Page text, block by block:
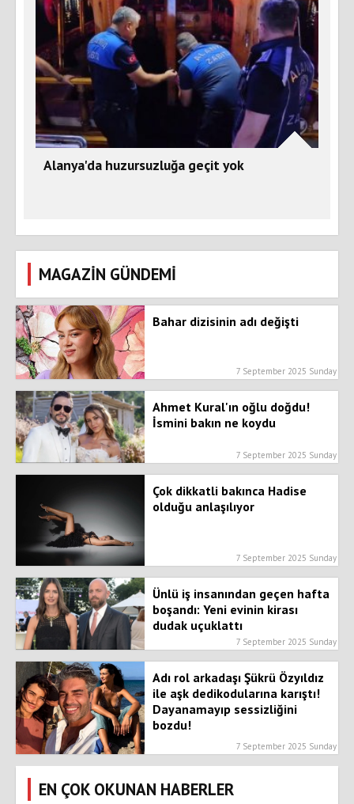
Alanya'da huzursuzluğa geçit yok
MAGAZİN GÜNDEMİ
Bahar dizisinin adı değişti
7 September 2025 Sunday
Ahmet Kural'ın oğlu doğdu!
İsmini bakın ne koydu
7 September 2025 Sunday
Çok dikkatli bakınca Hadise
olduğu anlaşılıyor
7 September 2025 Sunday
Ünlü iş insanından geçen hafta
boşandı: Yeni evinin kirası
dudak uçuklattı
7 September 2025 Sunday
Adı rol arkadaşı Şükrü Özyıldız
ile aşk dedikodularına karıştı!
Dayanamayıp sessizliğini
bozdu!
7 September 2025 Sunday
EN ÇOK OKUNAN HABERLER